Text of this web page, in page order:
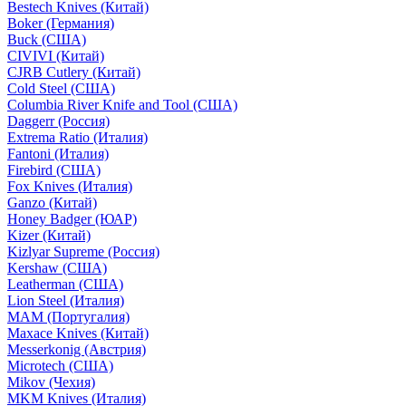
Bestech Knives (Китай)
Boker (Германия)
Buck (США)
CIVIVI (Китай)
CJRB Cutlery (Китай)
Cold Steel (США)
Columbia River Knife and Tool (США)
Daggerr (Россия)
Extrema Ratio (Италия)
Fantoni (Италия)
Firebird (США)
Fox Knives (Италия)
Ganzo (Китай)
Honey Badger (ЮАР)
Kizer (Китай)
Kizlyar Supreme (Россия)
Kershaw (США)
Leatherman (США)
Lion Steel (Италия)
MAM (Португалия)
Maxace Knives (Китай)
Messerkonig (Австрия)
Microtech (США)
Mikov (Чехия)
MKM Knives (Италия)